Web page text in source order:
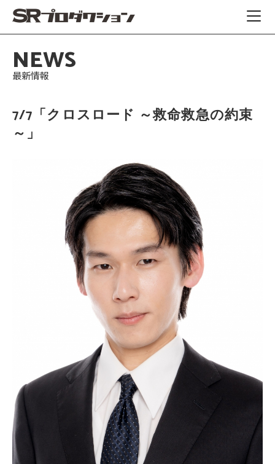
NEWS
最新情報
7/7「クロスロード ～救命救急の約束
～」